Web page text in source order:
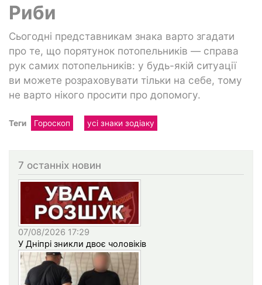
Риби
Сьогодні представникам знака варто згадати
про те, що порятунок потопельників — справа
рук самих потопельників: у будь-якій ситуації
ви можете розраховувати тільки на себе, тому
не варто нікого просити про допомогу.
Теги Гороскоп усі знаки зодіаку
7 останніх новин
07/08/2026 17:29
У Дніпрі зникли двоє чоловіків